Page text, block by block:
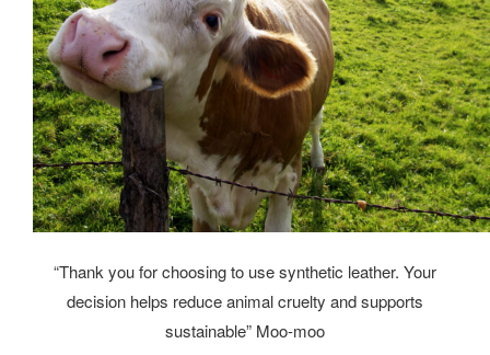
“Thank you for choosing to use synthetic leather. Your
decision helps reduce animal cruelty and supports
sustainable” Moo-moo